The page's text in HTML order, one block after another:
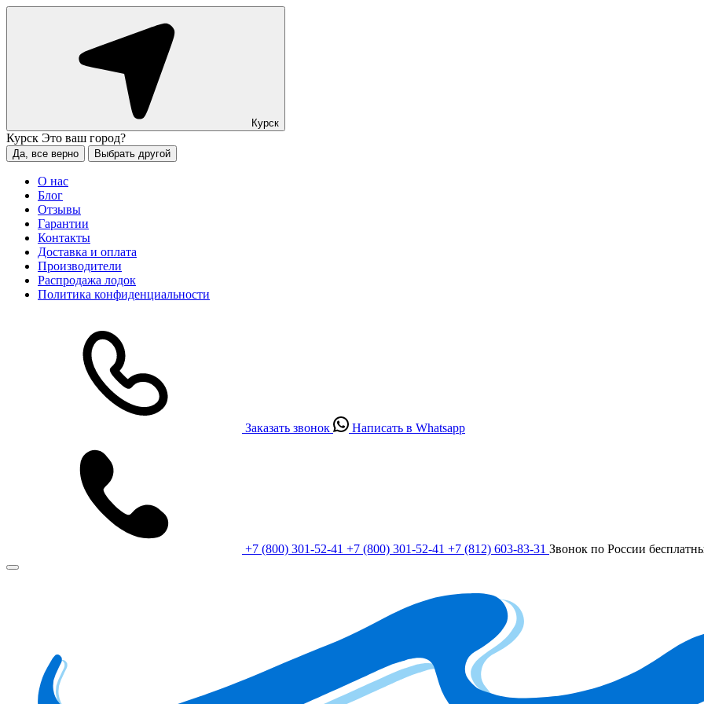
Курск
Курск Это ваш город?
Да, все верно Выбрать другой
О нас
Блог
Отзывы
Гарантии
Контакты
Доставка и оплата
Производители
Распродажа лодок
Политика конфиденциальности
Заказать звонок Написать в Whatsapp
+7 (800) 301-52-41 +7 (800) 301-52-41 +7 (812) 603-83-31 Звонок по России